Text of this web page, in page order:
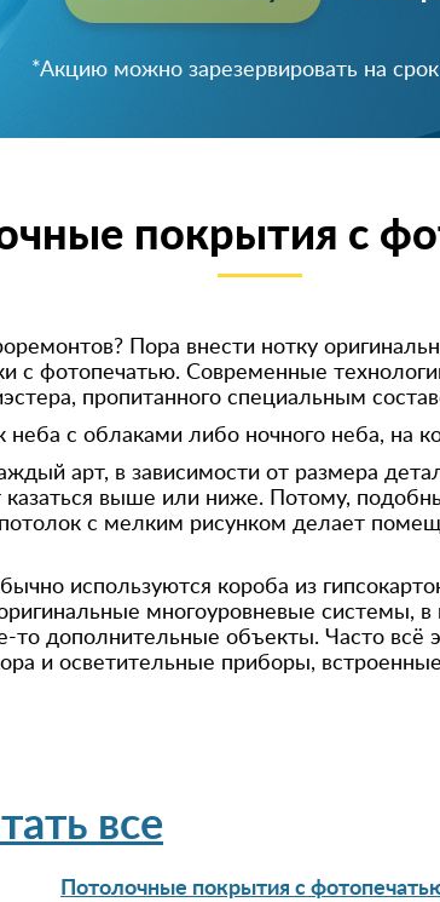
*Акцию можно зарезервировать на
Успейте зарезервировать
покрытия с
Пора внести нотку
с фотопечатью. Современные
пропитанного специальным
неба с облаками либо ночного неба, на
арт, в зависимости от размера
выше или ниже. Потому,
с мелким рисунком делает
используются короба из
многоуровневые системы,
то дополнительные объекты. Часто
и осветительные приборы,
все
Потолочные покрытия с